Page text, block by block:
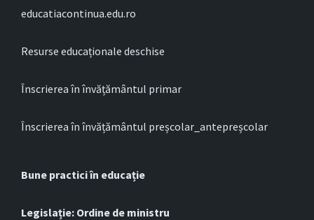
educatiacontinua.edu.ro
Resurse educaționale deschise
Înscrierea în învățământul primar
Înscrierea în învățământul preșcolar_antepreșcolar
Bune practici în educație
Legislație: Ordine de ministru